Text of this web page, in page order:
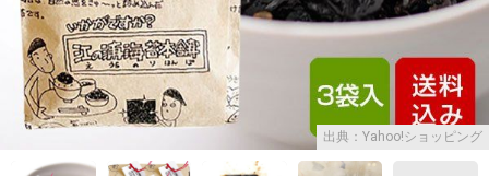
出典：Yahoo!ショッピング